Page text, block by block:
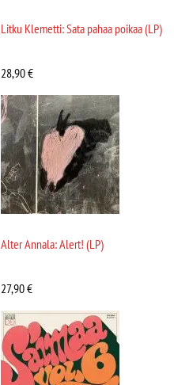
Litku Klemetti: Sata pahaa poikaa (LP)
28,90€
Alter Annala: Alert! (LP)
27,90€